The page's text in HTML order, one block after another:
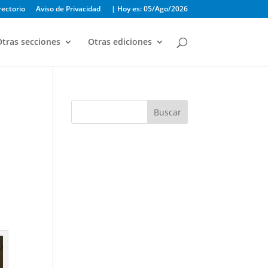
Aviso de Privacidad | Hoy es: 05/Ago/2026
secciones Otras ediciones
Buscar